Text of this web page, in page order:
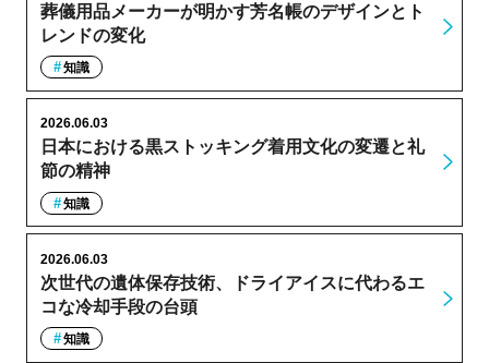
葬儀用品メーカーが明かす芳名帳のデザインとト
レンドの変化
知識
日本における黒ストッキング着用文化の変遷と礼
節の精神
2026.06.03
知識
次世代の遺体保存技術、ドライアイスに代わるエ
コな冷却手段の台頭
2026.06.03
知識